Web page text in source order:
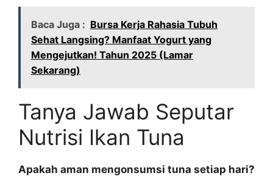
Baca Juga : Bursa Kerja Rahasia Tubuh
Sehat Langsing? Manfaat Yogurt yang
Mengejutkan! Tahun 2025 (Lamar
Sekarang)
Tanya Jawab Seputar
Nutrisi Ikan Tuna
Apakah aman mengonsumsi tuna setiap hari?